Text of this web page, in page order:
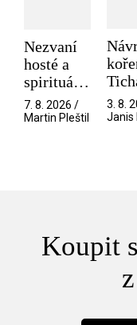
Nezvaní
hosté a
spirituální
narušitelé
z vesmíru
7. 8. 2026 /
Martin Pleštil
3. 8.
Janis
Koupit